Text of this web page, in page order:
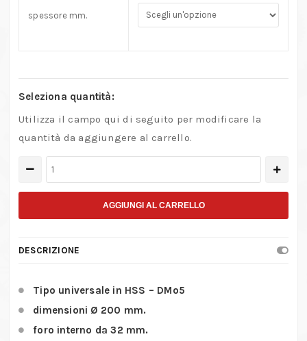
spessore mm.
Seleziona quantità:
Utilizza il campo qui di seguito per modificare la
quantità da aggiungere al carrello.
circolari
metallo
dentatura
da
200
mm.
AGGIUNGI AL CARRELLO
DESCRIZIONE
Tipo universale in HSS – DMo5
dimensioni Ø 200 mm.
foro interno da 32 mm.